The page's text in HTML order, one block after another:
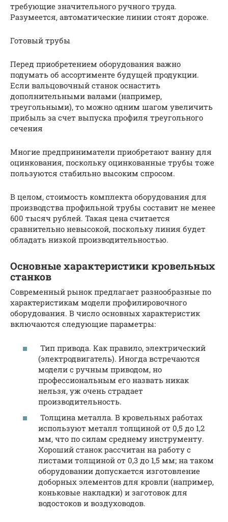
требующие значительного ручного труда.
Разумеется, автоматические линии стоят дороже.
Готовый трубы
Перед приобретением оборудования важно
подумать об ассортименте будущей продукции.
Если вальцовочный станок оснастить
дополнительными валами (например,
треугольными), то можно одним шагом увеличить
прибыль за счет выпуска профиля треугольного
сечения
Многие предприниматели приобретают ванну для
оцинкования, поскольку оцинкованные трубы тоже
пользуются стабильно высоким спросом.
В целом, стоимость комплекта оборудования для
производства профильной трубы составит не менее
600 тысяч рублей. Такая цена считается
сравнительно невысокой, поскольку линия будет
обладать низкой производительностью.
Основные характеристики кровельных
станков
Современный рынок предлагает разнообразные по
характеристикам модели профилировочного
оборудования. В число основных характеристик
включаются следующие параметры:
Тип привода. Как правило, электрический
(электродвигатель). Иногда встречаются
модели с ручным приводом, но
профессиональным его назвать никак
нельзя, уж очень страдает
производительность.
Толщина металла. В кровельных работах
используют металл толщиной от 0,5 до 1,2
мм, что по силам среднему инструменту.
Хороший станок рассчитан на работу с
листами толщиной от 0,3 до 1,5 мм; на таком
оборудовании допускается изготовление
доборных элементов для кровли (например,
коньковые накладки) и заготовок для
водостоков и воздуховодов.